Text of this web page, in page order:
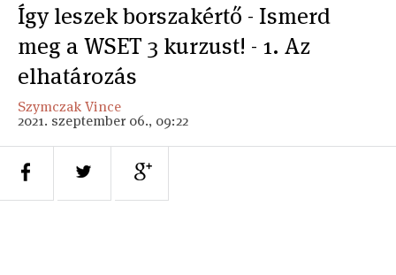
Így leszek borszakértő - Ismerd
meg a WSET 3 kurzust! - 1. Az
elhatározás
Szymczak Vince
2021. szeptember 06., 09:22